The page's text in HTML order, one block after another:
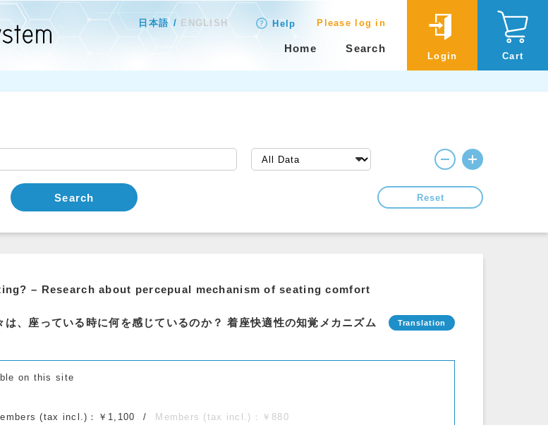
日本語 ENGLISH Help Please log in
Home Search
Login Cart
Search Reset
– Research about percepual mechanism of seating comfort
、座っている時に何を感じているのか？ 着座快適性の知覚メカニズム
on this site
(tax incl.)：￥1,100 Members (tax incl.)：￥880